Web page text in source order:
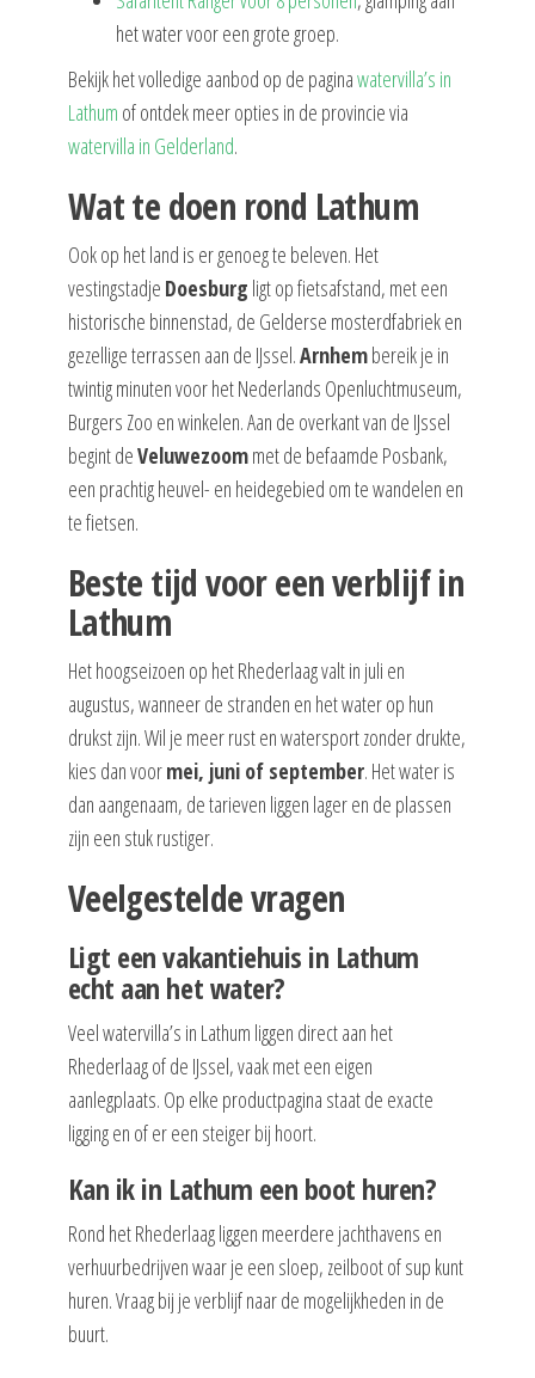
het water voor een grote groep.
Bekijk het volledige aanbod op de paginawatervilla’s in
Lathum of ontdek meer opties in de provincie via
watervilla in Gelderland.
Wat te doen rond Lathum
Ook op het land is er genoeg te beleven. Het
vestingstadje Doesburg ligt op fietsafstand, met een
historische binnenstad, de Gelderse mosterdfabriek en
gezellige terrassen aan de IJssel.Arnhembereik je in
twintig minuten voor het Nederlands Openluchtmuseum,
Burgers Zoo en winkelen. Aan de overkant van de IJssel
begint deVeluwezoommet de befaamde Posbank,
een prachtig heuvel- en heidegebied om te wandelen en
te fietsen.
Beste tijd voor een verblijf in
Lathum
Het hoogseizoen op het Rhederlaag valt in juli en
augustus, wanneer de stranden en het water op hun
drukst zijn. Wil je meer rust en watersport zonder drukte,
kies dan voormei, juni of september. Het water is
dan aangenaam, de tarieven liggen lager en de plassen
zijn een stuk rustiger.
Veelgestelde vragen
Ligt een vakantiehuis in Lathum
echt aan het water?
Veel watervilla’s in Lathum liggen direct aan het
Rhederlaag of de IJssel, vaak met een eigen
aanlegplaats. Op elke productpagina staat de exacte
ligging en of er een steiger bij hoort.
Kan ik in Lathum een boot huren?
Rond het Rhederlaag liggen meerdere jachthavens en
verhuurbedrijven waar je een sloep, zeilboot of sup kunt
huren. Vraag bij je verblijf naar de mogelijkheden in de
buurt.